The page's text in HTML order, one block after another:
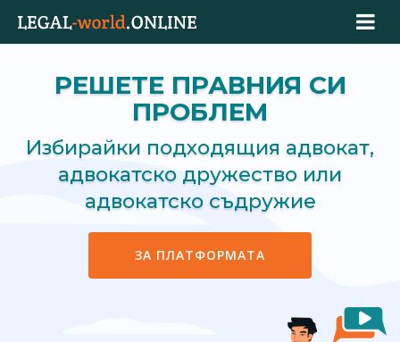
РЕШЕТЕ ПРАВНИЯ СИ
ПРОБЛЕМ
Избирайки подходящия адвокат,
адвокатско дружество или
адвокатско съдружие
ЗА ПЛАТФОРМАТА